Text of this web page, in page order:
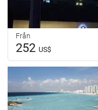
Från
252 US$